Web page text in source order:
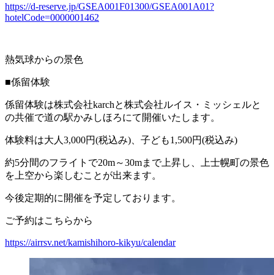
https://d-reserve.jp/GSEA001F01300/GSEA001A01?
hotelCode=0000001462
熱気球からの景色
■係留体験
係留体験は株式会社karchと株式会社ルイス・ミッシェルと
の共催で道の駅かみしほろにて開催いたします。
体験料は大人3,000円(税込み)、子ども1,500円(税込み)
約5分間のフライトで20m～30mまで上昇し、上士幌町の景色
を上空から楽しむことが出来ます。
今後定期的に開催を予定しております。
ご予約はこちらから
https://airrsv.net/kamishihoro-kikyu/calendar